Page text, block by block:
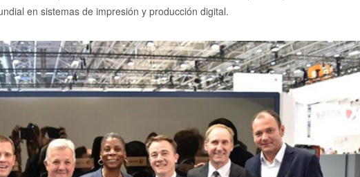
en sistemas de impresión y producción digital.